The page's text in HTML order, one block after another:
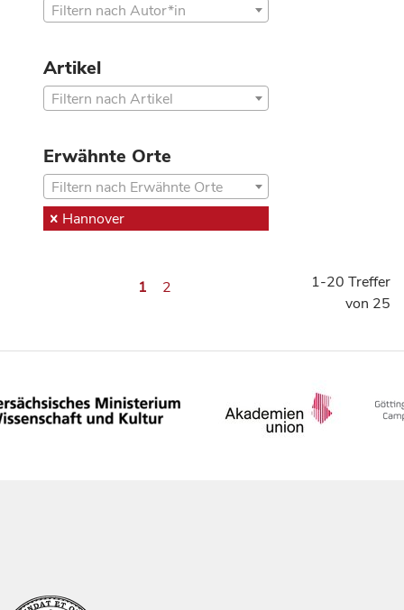
Filtern nach Autor*in
Artikel
Filtern nach Artikel
Erwähnte Orte
Filtern nach Erwähnte Orte
Hannover
1 2
1-20 Treffer
von 25